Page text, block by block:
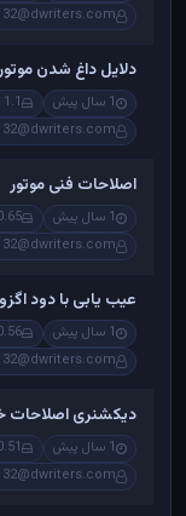
دلایل داغ شدن موتور
1 سال پیش 1.1 MB
اصلاحات فنی موتور
1 سال پیش MB
عیب یابی با دود
1 سال پیش MB
دیکشنری اصلاحات
1 سال پیش MB